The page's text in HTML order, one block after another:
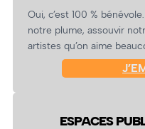
Oui, c’est 100 %
notre plume, assouvir
artistes qu’on aime
ESPACES